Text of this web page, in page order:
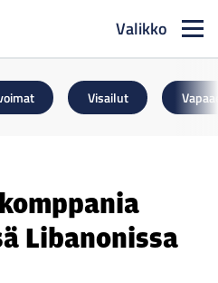
Valikko
Visailut
Libanonissa